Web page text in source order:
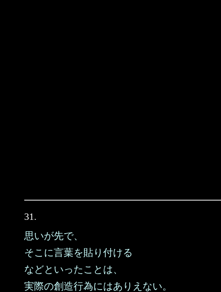
31.
思いが先で、
そこに言葉を貼り付ける
などといったことは、
実際の創造行為にはありえない。